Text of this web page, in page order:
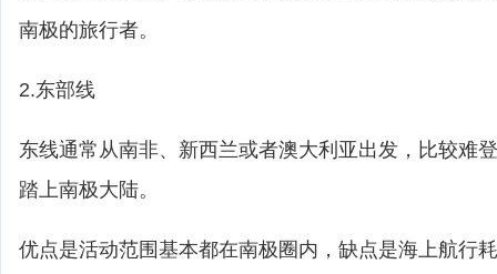
南极的旅行者。
2.东部线
东线通常从南非、新西兰或者澳大利亚出发，比较难
踏上南极大陆。
优点是活动范围基本都在南极圈内，缺点是海上航行